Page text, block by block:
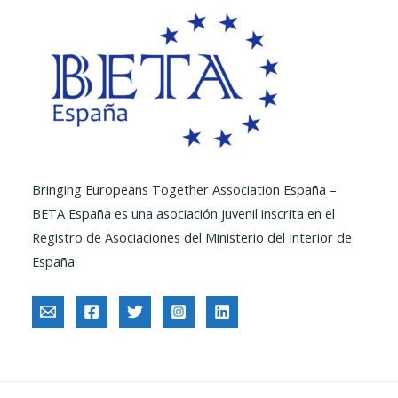
Bringing Europeans Together Association España –
BETA España es una asociación juvenil inscrita en el
Registro de Asociaciones del Ministerio del Interior de
España